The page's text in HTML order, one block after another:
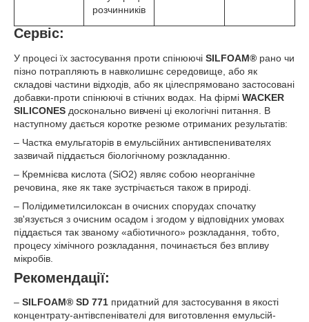
розчинників
Сервіс:
У процесі їх застосування проти спінюючі SILFOAM® рано чи
пізно потрапляють в навколишнє середовище, або як
складові частини відходів, або як цілеспрямовано застосовані
добавки-проти спінюючі в стічних водах. На фірмі WACKER
SILICONES досконально вивчені ці екологічні питання. В
наступному дається коротке резюме отриманих результатів:
– Частка емульгаторів в емульсійних антивспенивателях
зазвичай піддається біологічному розкладанню.
– Кремнієва кислота (SiO2) являє собою неорганічне
речовина, яке як таке зустрічається також в природі.
– Полідиметилсилоксан в очисних спорудах спочатку
зв'язується з очисним осадом і згодом у відповідних умовах
піддається так званому «абіотичного» розкладання, тобто,
процесу хімічного розкладання, починається без впливу
мікробів.
Рекомендації:
– SILFOAM® SD 771 придатний для застосування в якості
концентрату-антівспенівателі для виготовлення емульсій-